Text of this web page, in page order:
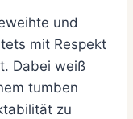
und
mit Respekt
Dabei weiß
tumben
zu